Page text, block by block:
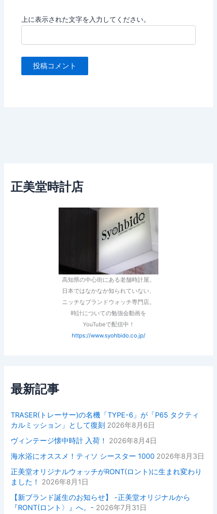
上に表示された文字を入力してください。
正美堂時計店
高知県の中心街にある老舗時計屋。
日本ではなかなか知られていない、
ニッチなブランドウォッチ専門店。
時計についての勉強会動画を
YouTubeで配信中！
https://www.syohbido.co.jp/
最新記事
TRASER(トレーサー)の名機「TYPE-6」が「P65 タクティ
カルミッション」として復刻 2026年8月6日
ヴィンテージ懐中時計 入荷！
2026年8月4日
海水浴にオススメ！ティソ シースター 1000 2026年8月3日
正美堂オリジナルウォッチがRONT(ロント)に生まれ変わり
ました！
2026年8月1日
【新ブランド誕生のお知らせ】 -正美堂オリジナルから
『RONT(ロント〉』へ。- 2026年7月31日